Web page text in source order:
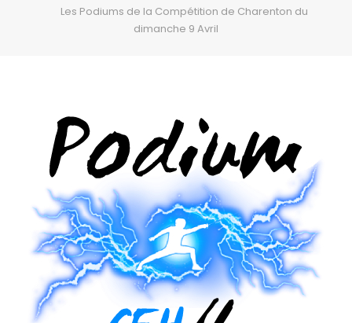
Les Podiums de la Compétition de Charenton du
dimanche 9 Avril